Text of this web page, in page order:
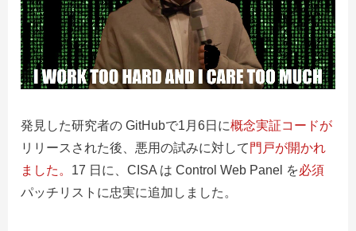
発見した研究者の GitHubで1月6日に概念実証コードが
リリースされた後、悪用の試みに対して 門戸が開かれ
ました。 17 日に、CISA は Control Web Panel を必須
パッチリスト に忠実に追加しました。